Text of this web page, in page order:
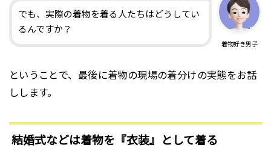
着物好き男子
でも、実際の着物を着る人たちはどうしてい
るんですか？
ということで、最後に着物の現場の着分けの実態をお話
しします。
結婚式などは着物を『衣装』として着る